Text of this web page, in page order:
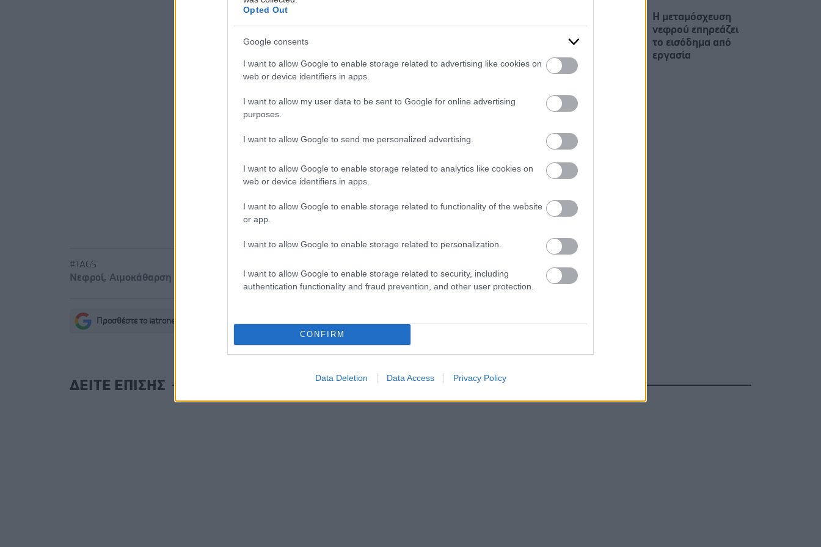
Opted Out
Google consents
I want to allow Google to enable storage related to advertising like cookies on
web or device identifiers in apps.
I want to allow my user data to be sent to Google for online advertising
purposes.
I want to allow Google to send me personalized advertising.
I want to allow Google to enable storage related to analytics like cookies on
web or device identifiers in apps.
I want to allow Google to enable storage related to functionality of the website
or app.
I want to allow Google to enable storage related to personalization.
I want to allow Google to enable storage related to security, including
authentication functionality and fraud prevention, and other user protection.
CONFIRM
Data Deletion Data Access Privacy Policy
φορές την εβδομάδα τη μετάβασή τους στον Πειραιά για τις
αναλάβουν οι ίδιοι να πληρώνουν τις θεραπείες τους στη
μονάδα αιμοκάθαρσης στο νησί!
Ειδήσεις υγείας σήμερα
Νέο φάρμακο για την παχυσαρκία: Σημαντική απώλεια βάρους
Μαγειρικά σκεύη και υγεία: Τι δείχνουν οι νέες μελέτες
Φρούτα, σακχαρώδης διαβήτης και καλοκαίρι
#TAGS
Νεφροί, Αιμοκάθαρση
Προσθέστε το iatronet.gr στο Discover
Η μεταμόσχευση
νεφρού επηρεάζει
το εισόδημα από
εργασία
ΔΕΙΤΕ ΕΠΙΣΗΣ